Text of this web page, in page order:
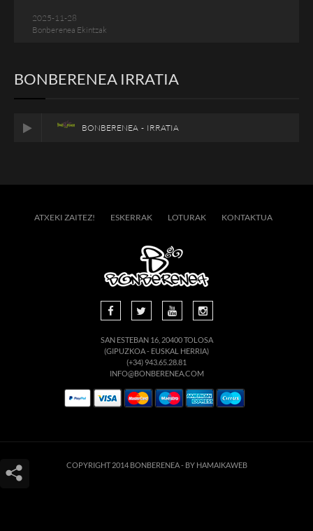
2025-11-28
Bonberenea Ekintzak
BONBERENEA IRRATIA
BONBERENEA - IRRATIA
ATXEKI ZAITEZ! ESKERRAK LOTURAK KONTAKTUA
SAN ESTEBAN 16, 20400 TOLOSA
(GIPUZKOA - EUSKAL HERRIA)
(+34) 943.65.28.81
INFO@BONBERENEA.COM
COPYRIGHT 2014 BONBERENEA - BY HAMAIKAWEB